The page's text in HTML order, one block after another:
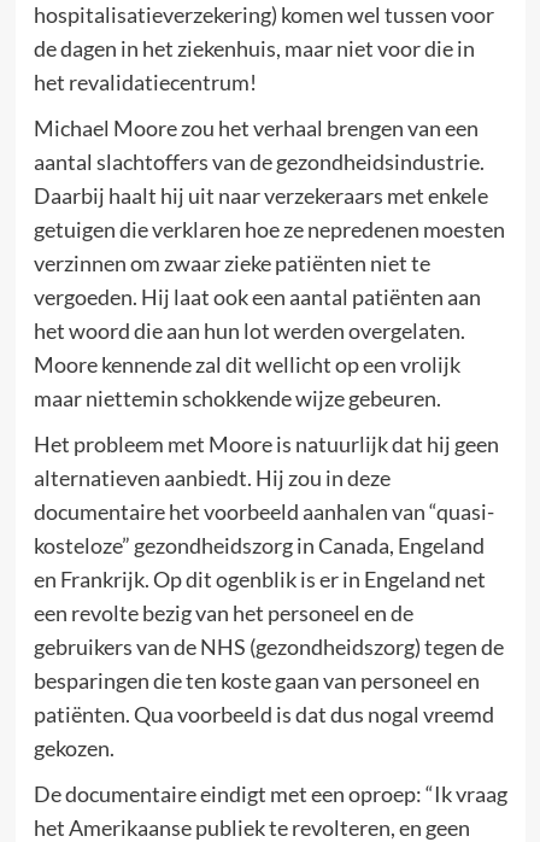
hospitalisatieverzekering) komen wel tussen voor
de dagen in het ziekenhuis, maar niet voor die in
het revalidatiecentrum!
Michael Moore zou het verhaal brengen van een
aantal slachtoffers van de gezondheidsindustrie.
Daarbij haalt hij uit naar verzekeraars met enkele
getuigen die verklaren hoe ze nepredenen moesten
verzinnen om zwaar zieke patiënten niet te
vergoeden. Hij laat ook een aantal patiënten aan
het woord die aan hun lot werden overgelaten.
Moore kennende zal dit wellicht op een vrolijk
maar niettemin schokkende wijze gebeuren.
Het probleem met Moore is natuurlijk dat hij geen
alternatieven aanbiedt. Hij zou in deze
documentaire het voorbeeld aanhalen van “quasi-
kosteloze” gezondheidszorg in Canada, Engeland
en Frankrijk. Op dit ogenblik is er in Engeland net
een revolte bezig van het personeel en de
gebruikers van de NHS (gezondheidszorg) tegen de
besparingen die ten koste gaan van personeel en
patiënten. Qua voorbeeld is dat dus nogal vreemd
gekozen.
De documentaire eindigt met een oproep: “Ik vraag
het Amerikaanse publiek te revolteren, en geen